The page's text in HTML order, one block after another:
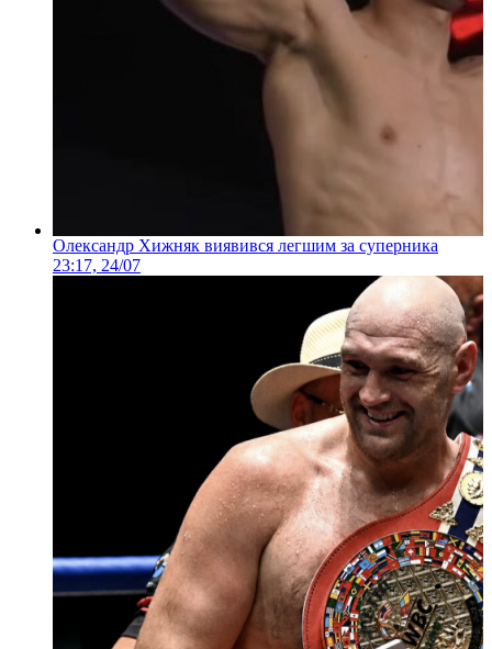
Олександр Хижняк виявився легшим за суперника
23:17, 24/07